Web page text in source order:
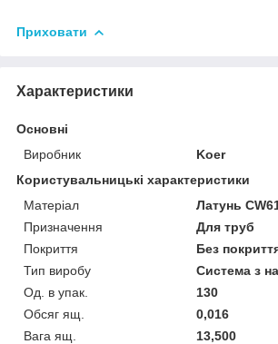
Приховати
Характеристики
Основні
Виробник
Koer
Користувальницькі характеристики
Матеріал
Латунь
Призначення
Для труб
Покриття
Без
Тип виробу
Система з
Од. в упак.
130
Обсяг ящ.
0,016
Вага ящ.
13,500